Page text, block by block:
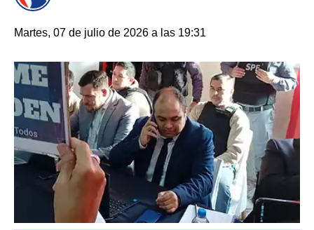
Martes, 07 de julio de 2026 a las 19:31